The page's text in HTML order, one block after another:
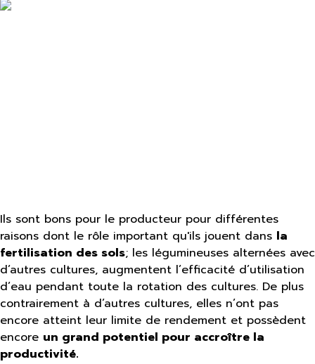
Ils sont bons pour le producteur pour différentes
raisons dont le rôle important qu'ils jouent dans la
fertilisation des sols; les légumineuses alternées avec
d’autres cultures, augmentent l’efficacité d’utilisation
d’eau pendant toute la rotation des cultures. De plus
contrairement à d’autres cultures, elles n’ont pas
encore atteint leur limite de rendement et possèdent
encore un grand potentiel pour accroître la
productivité.